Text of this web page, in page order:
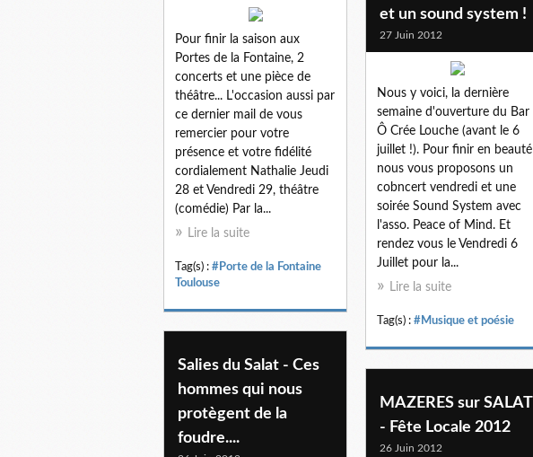
Pour finir la saison aux
Portes de la Fontaine, 2
concerts et une pièce de
théâtre... L'occasion aussi par
ce dernier mail de vous
remercier pour votre
présence et votre fidélité
cordialement Nathalie Jeudi
28 et Vendredi 29, théâtre
(comédie) Par la...
Lire la suite
Tag(s) : #Porte de la Fontaine
Toulouse
et un sound system !
27 Juin 2012
Nous y voici, la dernière
semaine d'ouverture du Bar
Ô Crée Louche (avant le 6
juillet !). Pour finir en beauté
nous vous proposons un
cobncert vendredi et une
soirée Sound System avec
l'asso. Peace of Mind. Et
rendez vous le Vendredi 6
Juillet pour la...
Lire la suite
Tag(s) : #Musique et poésie
Salies du Salat - Ces
hommes qui nous
protègent de la
foudre....
MAZERES sur SALAT
- Fête Locale 2012
26 Juin 2012